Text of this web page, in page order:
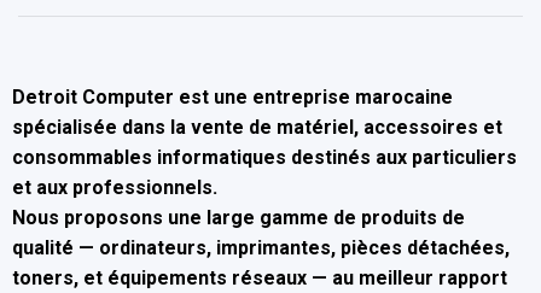
Detroit Computer est une entreprise marocaine
spécialisée dans la vente de matériel, accessoires et
consommables informatiques destinés aux particuliers
et aux professionnels.
Nous proposons une large gamme de produits de
qualité — ordinateurs, imprimantes, pièces détachées,
toners, et équipements réseaux — au meilleur rapport